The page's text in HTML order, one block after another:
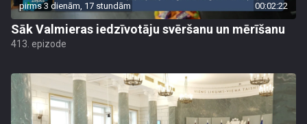
pirms 3 dienām, 17 stundām 00:02:22
Sāk Valmieras iedzīvotāju svēršanu un mērīšanu
413. epizode